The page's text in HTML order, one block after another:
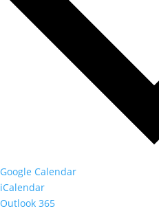
Google Calendar
iCalendar
Outlook 365